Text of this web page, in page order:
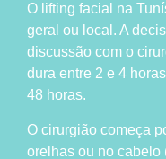
O lifting facial na
geral ou local. A
discussão com o
dura entre 2 e 4
48 horas.
O cirurgião começa
orelhas ou no cabelo